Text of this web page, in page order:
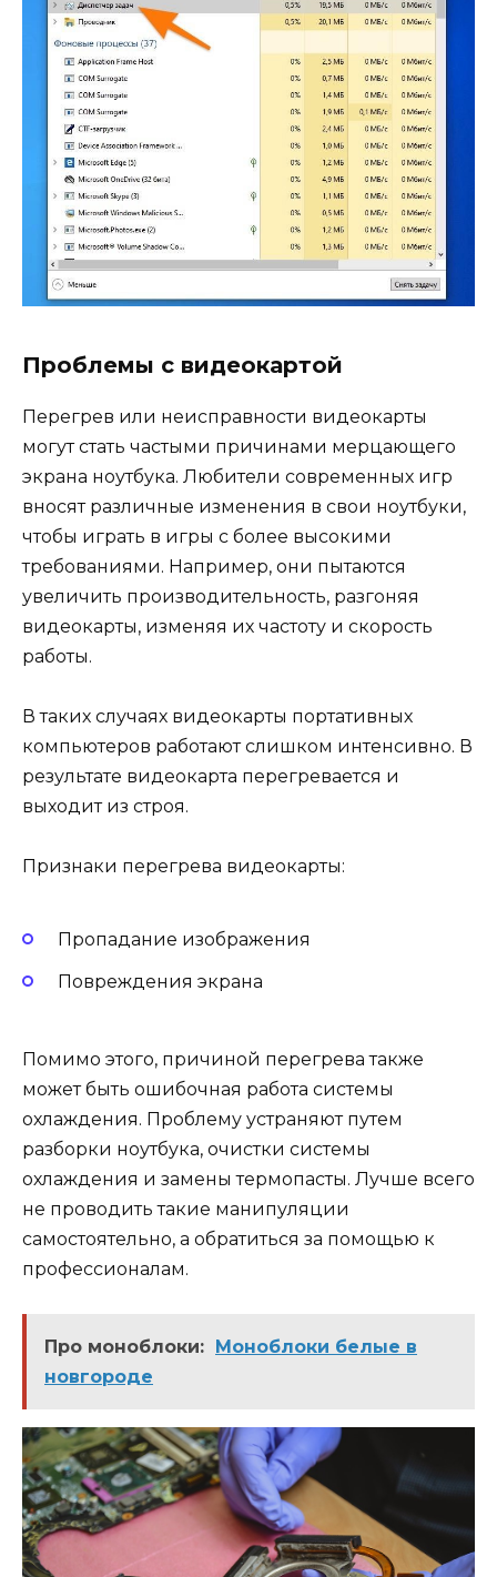
Проблемы с видеокартой
Перегрев или неисправности видеокарты
могут стать частыми причинами мерцающего
экрана ноутбука. Любители современных игр
вносят различные изменения в свои ноутбуки,
чтобы играть в игры с более высокими
требованиями. Например, они пытаются
увеличить производительность, разгоняя
видеокарты, изменяя их частоту и скорость
работы.
В таких случаях видеокарты портативных
компьютеров работают слишком интенсивно. В
результате видеокарта перегревается и
выходит из строя.
Признаки перегрева видеокарты:
Пропадание изображения
Повреждения экрана
Помимо этого, причиной перегрева также
может быть ошибочная работа системы
охлаждения. Проблему устраняют путем
разборки ноутбука, очистки системы
охлаждения и замены термопасты. Лучше всего
не проводить такие манипуляции
самостоятельно, а обратиться за помощью к
профессионалам.
Про моноблоки:
Моноблоки белые в
новгороде